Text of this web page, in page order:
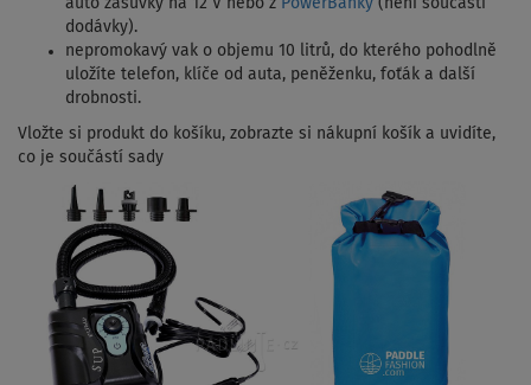
auto zásuvky na 12 V nebo z PowerBanky (není součástí
dodávky).
nepromokavý vak o objemu 10 litrů, do kterého pohodlně
uložíte telefon, klíče od auta, peněženku, foťák a další
drobnosti.
Vložte si produkt do košíku, zobrazte si nákupní košík a uvidíte,
co je součástí sady